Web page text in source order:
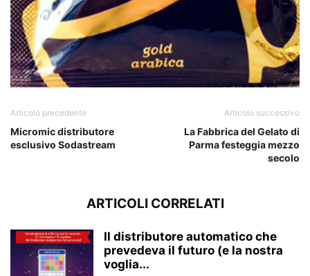
Articolo precedente
Micromic distributore
esclusivo Sodastream
Articolo successivo
La Fabbrica del Gelato di
Parma festeggia mezzo
secolo
ARTICOLI CORRELATI
Il distributore automatico che
prevedeva il futuro (e la nostra
voglia...